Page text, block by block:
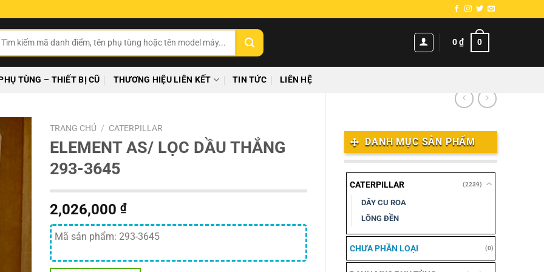
0₫ 0
TÙNG – THIẾT BỊ CŨ THƯƠNG HIỆU LIÊN KẾT TIN TỨC LIÊN HỆ
DANH MỤC SẢN PHẨM
CATERPILLAR (2239)
DÂY CU ROA
LÔNG ĐỀN
CHƯA PHẦN LOẠI (0)
TRANG CHỦ / CATERPILLAR
ELEMENT AS/ LỌC DẦU THẮNG
293-3645
2,026,000₫
Mã sản phẩm: 293-3645